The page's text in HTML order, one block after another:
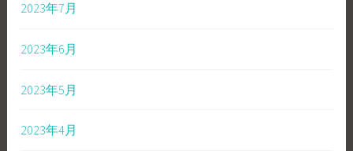
2023年7月
2023年6月
2023年5月
2023年4月